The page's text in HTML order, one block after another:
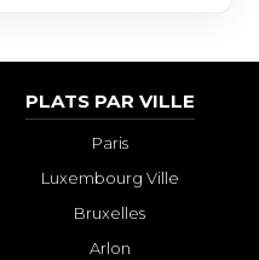
PLATS PAR VILLE
Paris
Luxembourg Ville
Bruxelles
Arlon